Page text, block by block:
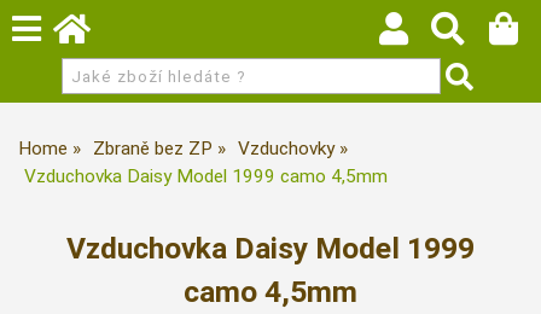
Home Zbraně bez ZP
Vzduchovky
Vzduchovka Daisy Model 1999 camo 4,5mm
Vzduchovka Daisy Model 1999
camo 4,5mm